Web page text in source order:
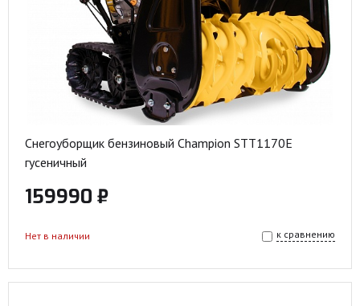
Снегоуборщик бензиновый Champion STT1170E
гусеничный
159990 ₽
к сравнению
Нет в наличии